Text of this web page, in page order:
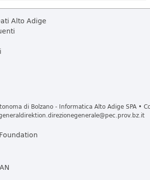
Alto Adige
di Bolzano - Informatica Alto Adige SPA •